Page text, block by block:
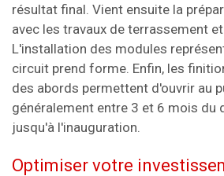
résultat final. Vient ensuite la
avec les travaux de terrassement
L'installation des modules
circuit prend forme. Enfin, les
des abords permettent d'ouvrir au
généralement entre 3 et 6 mois du
jusqu'à l'inauguration.
Optimiser votre